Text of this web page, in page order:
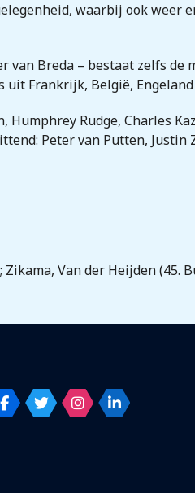
waarbij ook weer
van Breda – bestaat zelfs de
Frankrijk, België,
Humphrey Rudge, Charles
Peter van Putten,
Van der Heijden (45.